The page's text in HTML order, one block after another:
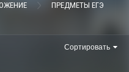
ПРЕДМЕТЫ ЕГЭ
Сортировать